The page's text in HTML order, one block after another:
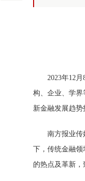
2023年12
构、企业、学界
新金融发展趋势
南方报业传
下，传统金融领
的热点及革新，